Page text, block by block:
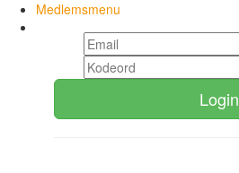
Medlemsmenu
Login